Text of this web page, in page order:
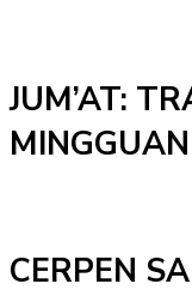
JUM’AT:
CERPEN